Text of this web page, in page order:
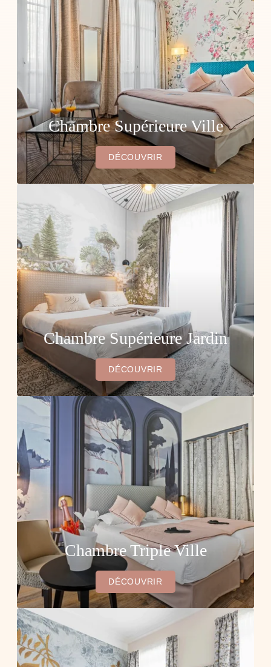
Chambre Supérieure Ville
DÉCOUVRIR
Chambre Supérieure Jardin
DÉCOUVRIR
Chambre Triple Ville
DÉCOUVRIR
L'HÔTEL
NOS CHAMBRES
NOTRE JARDIN & BAR
SERVICES
PETIT-DÉJEUNER
NOS RESTAURANTS
BOCCA NISSA
BOCCA MAR
GRAND CAFÉ DES FLEURS